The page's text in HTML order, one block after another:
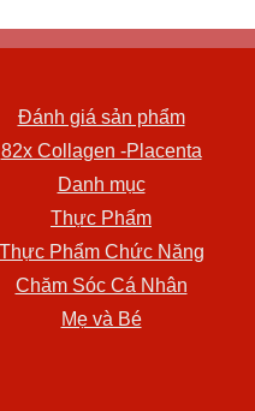
Đánh giá sản phẩm
82x Collagen -Placenta
Danh mục
Thực Phẩm
Thực Phẩm Chức Năng
Chăm Sóc Cá Nhân
Mẹ và Bé